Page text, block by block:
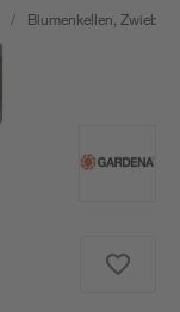
/ Blumenkellen,